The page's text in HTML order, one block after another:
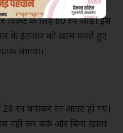
दिया। इसके बाद टोनी डे
विकेट के लिए 80 रन जोड़े। इस
के इंतजार को खत्म करते हुए
लगाया।
रन बनाकर रन आउट हो गए।
नहीं कर सके और बिना खाता